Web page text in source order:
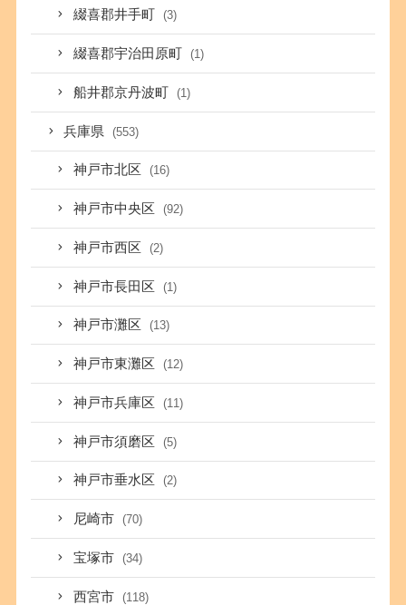
綴喜郡井手町 (3)
綴喜郡宇治田原町 (1)
船井郡京丹波町 (1)
兵庫県 (553)
神戸市北区 (16)
神戸市中央区 (92)
神戸市西区 (2)
神戸市長田区 (1)
神戸市灘区 (13)
神戸市東灘区 (12)
神戸市兵庫区 (11)
神戸市須磨区 (5)
神戸市垂水区 (2)
尼崎市 (70)
宝塚市 (34)
西宮市 (118)